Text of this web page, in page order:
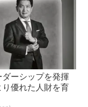
ーシップを発揮
り優れた人財を育